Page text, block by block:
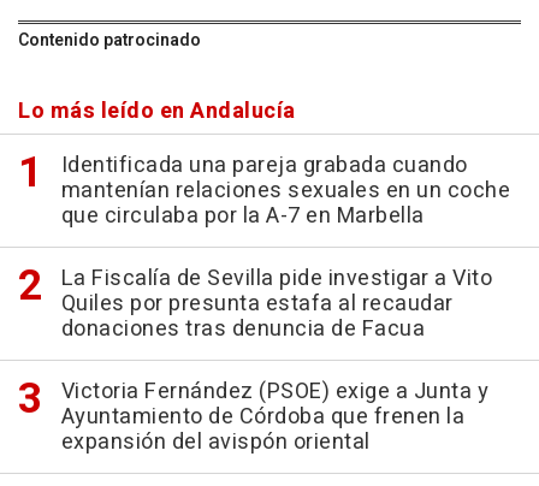
Contenido patrocinado
Lo más leído en Andalucía
Identificada una pareja grabada cuando
mantenían relaciones sexuales en un coche
que circulaba por la A-7 en Marbella
La Fiscalía de Sevilla pide investigar a Vito
Quiles por presunta estafa al recaudar
donaciones tras denuncia de Facua
Victoria Fernández (PSOE) exige a Junta y
Ayuntamiento de Córdoba que frenen la
expansión del avispón oriental